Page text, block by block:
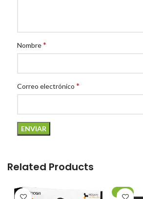
Nombre*
Correo electrónico *
Related Products
-20%